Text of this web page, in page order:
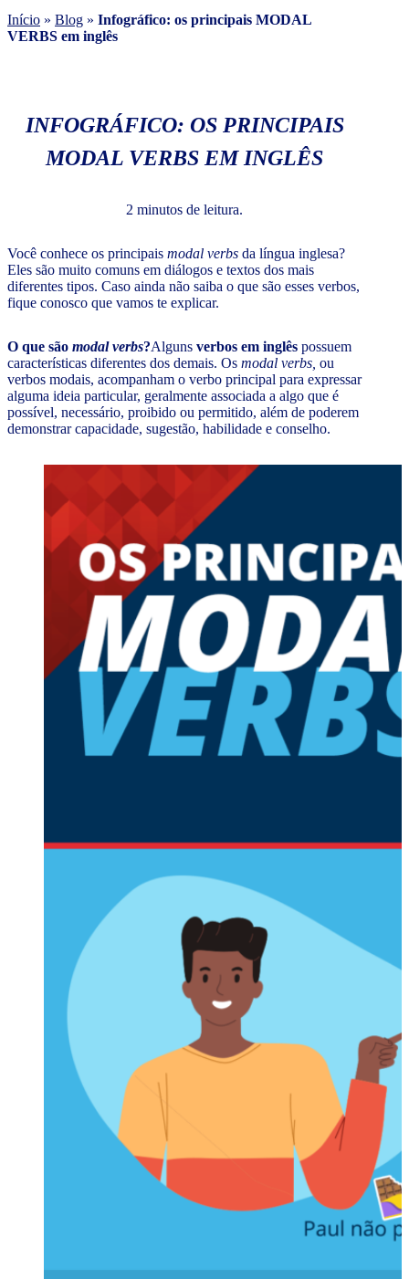
Início » Blog » Infográfico: os principais MODAL
VERBS em inglês
INFOGRÁFICO: OS PRINCIPAIS
MODAL VERBS EM INGLÊS
2 minutos de leitura.
Você conhece os principais modal verbs da língua inglesa?
Eles são muito comuns em diálogos e textos dos mais
diferentes tipos. Caso ainda não saiba o que são esses verbos,
fique conosco que vamos te explicar.
O que são modal verbs?Alguns verbos em inglês possuem
características diferentes dos demais. Os modal verbs, ou
verbos modais, acompanham o verbo principal para expressar
alguma ideia particular, geralmente associada a algo que é
possível, necessário, proibido ou permitido, além de poderem
demonstrar capacidade, sugestão, habilidade e conselho.